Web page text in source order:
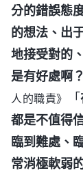
分的錯誤態
的想法、出
地接受對的
是有好處啊
人的職責》
「
都是不值得
臨到難處、
常消極軟弱